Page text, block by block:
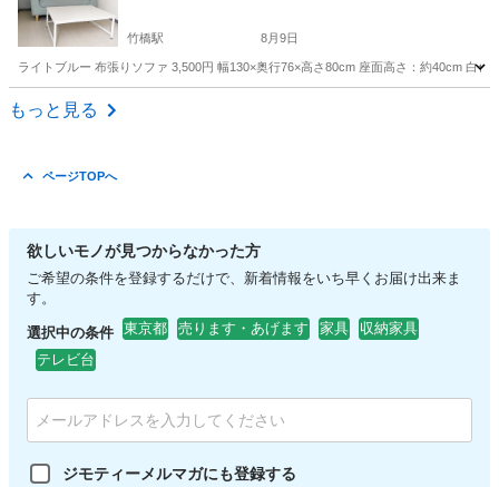
竹橋駅 8月9日
ライトブルー 布張りソファ 3,500円 幅130×奥行76×高さ80cm 座面高さ：約40cm 白
東京 千代田区
もっと見る
ページTOPへ
欲しいモノが見つからなかった方
ご希望の条件を登録するだけで、新着情報をいち早くお届け出来ま
す。
選択中の条件 東京都 売ります・あげます 家具
収納家具
テレビ台
ジモティーメルマガにも登録する